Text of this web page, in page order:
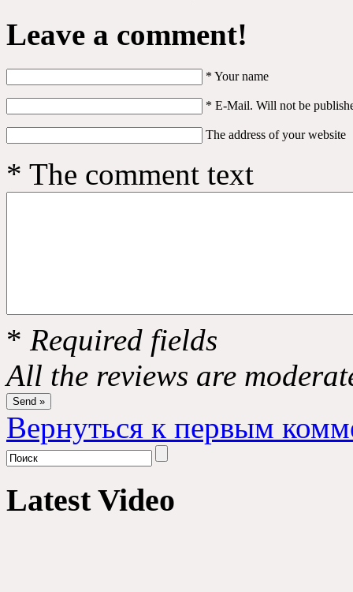
Leave a comment!
* Your name
* E-Mail. Will not be
The address of your website
* The comment text
* Required fields
All the reviews are
Вернуться к первым
Latest Video